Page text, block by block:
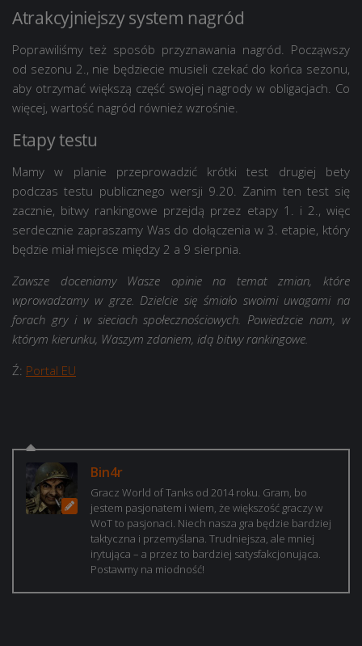
Atrakcyjniejszy system nagród
Poprawiliśmy też sposób przyznawania nagród. Począwszy
od sezonu 2., nie będziecie musieli czekać do końca sezonu,
aby otrzymać większą część swojej nagrody w obligacjach. Co
więcej, wartość nagród również wzrośnie.
Etapy testu
Mamy w planie przeprowadzić krótki test drugiej bety
podczas testu publicznego wersji 9.20. Zanim ten test się
zacznie, bitwy rankingowe przejdą przez etapy 1. i 2., więc
serdecznie zapraszamy Was do dołączenia w 3. etapie, który
będzie miał miejsce między 2 a 9 sierpnia.
Zawsze doceniamy Wasze opinie na temat zmian, które
wprowadzamy w grze. Dzielcie się śmiało swoimi uwagami na
forach gry i w sieciach społecznościowych. Powiedzcie nam, w
którym kierunku, Waszym zdaniem, idą bitwy rankingowe.
Ź: Portal EU
Bin4r
Gracz World of Tanks od 2014 roku. Gram, bo
jestem pasjonatem i wiem, że większość graczy w
WoT to pasjonaci. Niech nasza gra będzie bardziej
taktyczna i przemyślana. Trudniejsza, ale mniej
irytująca – a przez to bardziej satysfakcjonująca.
Postawmy na miodność!